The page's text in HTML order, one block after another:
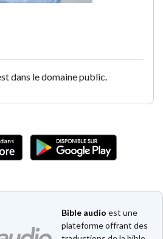
dans le domaine public.
Bible audio est une
plateforme offrant des